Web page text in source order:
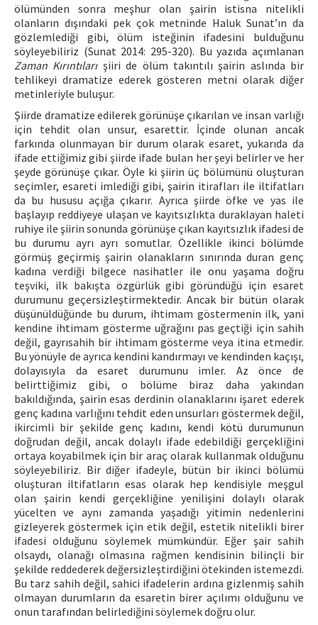
ölümünden sonra meşhur olan şairin istisna nitelikli
olanların dışındaki pek çok metninde Haluk Sunat’ın da
gözlemlediği gibi, ölüm isteğinin ifadesini bulduğunu
söyleyebiliriz (Sunat 2014: 295-320). Bu yazıda açımlanan
Zaman Kırıntılarışiiri de ölüm takıntılı şairin aslında bir
tehlikeyi dramatize ederek gösteren metni olarak diğer
metinleriyle buluşur.
Şiirde dramatize edilerek görünüşe çıkarılan ve insan varlığı
için tehdit olan unsur, esarettir. İçinde olunan ancak
farkında olunmayan bir durum olarak esaret, yukarıda da
ifade ettiğimiz gibi şiirde ifade bulan her şeyi belirler ve her
şeyde görünüşe çıkar. Öyle ki şiirin üç bölümünü oluşturan
seçimler, esareti imlediği gibi, şairin itirafları ile iltifatları
da bu hususu açığa çıkarır. Ayrıca şiirde öfke ve yas ile
başlayıp reddiyeye ulaşan ve kayıtsızlıkta duraklayan haleti
ruhiye ile şiirin sonunda görünüşe çıkan kayıtsızlık ifadesi de
bu durumu ayrı ayrı somutlar. Özellikle ikinci bölümde
görmüş geçirmiş şairin olanakların sınırında duran genç
kadına verdiği bilgece nasihatler ile onu yaşama doğru
teşviki, ilk bakışta özgürlük gibi göründüğü için esaret
durumunu geçersizleştirmektedir. Ancak bir bütün olarak
düşünüldüğünde bu durum, ihtimam göstermenin ilk, yani
kendine ihtimam gösterme uğrağını pas geçtiği için sahih
değil, gayrısahih bir ihtimam gösterme veya itina etmedir.
Bu yönüyle de ayrıca kendini kandırmayı ve kendinden kaçışı,
dolayısıyla da esaret durumunu imler. Az önce de
belirttiğimiz gibi, o bölüme biraz daha yakından
bakıldığında, şairin esas derdinin olanaklarını işaret ederek
genç kadına varlığını tehdit eden unsurları göstermek değil,
ikircimli bir şekilde genç kadını, kendi kötü durumunun
doğrudan değil, ancak dolaylı ifade edebildiği gerçekliğini
ortaya koyabilmek için bir araç olarak kullanmak olduğunu
söyleyebiliriz. Bir diğer ifadeyle, bütün bir ikinci bölümü
oluşturan iltifatların esas olarak hep kendisiyle meşgul
olan şairin kendi gerçekliğine yenilişini dolaylı olarak
yücelten ve aynı zamanda yaşadığı yitimin nedenlerini
gizleyerek göstermek için etik değil, estetik nitelikli birer
ifadesi olduğunu söylemek mümkündür. Eğer şair sahih
olsaydı, olanağı olmasına rağmen kendisinin bilinçli bir
şekilde reddederek değersizleştirdiğini ötekinden istemezdi.
Bu tarz sahih değil, sahici ifadelerin ardına gizlenmiş sahih
olmayan durumların da esaretin birer açılımı olduğunu ve
onun tarafından belirlediğini söylemek doğru olur.